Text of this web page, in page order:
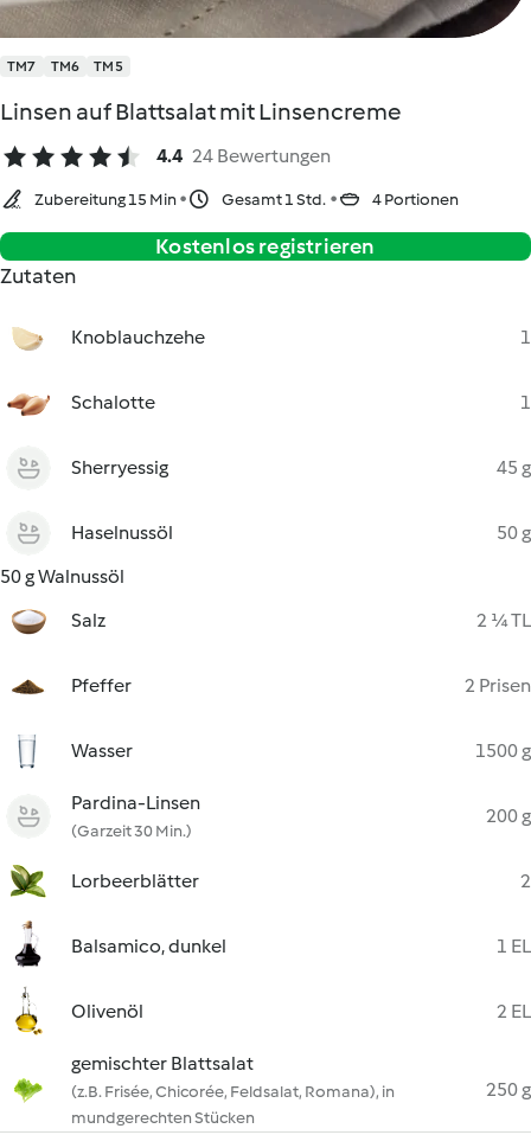
TM7 TM6 TM5
Linsen auf Blattsalat mit Linsencreme
4.4 24 Bewertungen
Zubereitung 15 Min Gesamt 1 Std. 4 Portionen
Kostenlos registrieren
Zutaten
Knoblauchzehe 1
Schalotte 1
Sherryessig 45 g
Haselnussöl
50 g
50 g Walnussöl
Salz
2 ¼ TL
Pfeffer 2 Prisen
Wasser 1500 g
Pardina-Linsen
(Garzeit 30 Min.)
200 g
Lorbeerblätter 2
Balsamico, dunkel 1 EL
Olivenöl 2 EL
gemischter Blattsalat
(z.B. Frisée, Chicorée, Feldsalat, Romana), in
mundgerechten Stücken
250 g